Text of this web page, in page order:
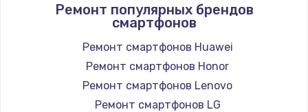
Замена вебкамеры
1260 руб.
Заказать
Ремонт петель крышки
Ремонт популярных брендов
смартфонов
Ремонт смартфонов Huawei
Ремонт смартфонов Honor
Ремонт смартфонов Lenovo
Ремонт смартфонов LG